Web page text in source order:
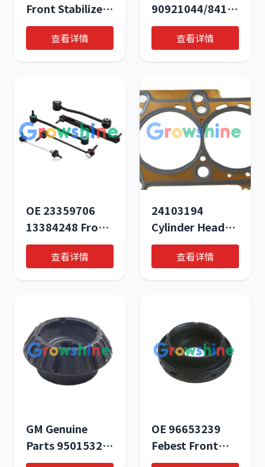
Front Stabilizer
Shaft Link
Assembly –
Premium OE
Vehicle Stability
查看详情
90921044/
Stabilizer Link:
Precision
Engineered
Component
查看详情
OE 23359706
13384248 Front
Left Stabilizer
Link for
CHEVROLET
查看详情
24103194
Cylinder Head
Gasket for
Chevrolet Sail -
OEM Auto Spare
International
查看详情
GM Genuine
Parts 95015324
Front
OE 96653239
Febest Front
Shock Absorber